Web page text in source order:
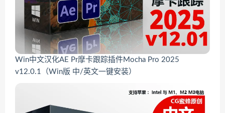
Win中文汉化AE Pr摩卡跟踪插件Mocha Pro 2025
v12.0.1（Win版 中/英文一键安装）